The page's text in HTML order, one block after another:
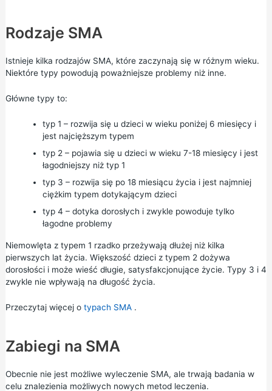
Rodzaje SMA
Istnieje kilka rodzajów SMA, które zaczynają się w różnym wieku.
Niektóre typy powodują poważniejsze problemy niż inne.
Główne typy to:
typ 1 – rozwija się u dzieci w wieku poniżej 6 miesięcy i
jest najcięższym typem
typ 2 – pojawia się u dzieci w wieku 7-18 miesięcy i jest
łagodniejszy niż typ 1
typ 3 – rozwija się po 18 miesiącu życia i jest najmniej
ciężkim typem dotykającym dzieci
typ 4 – dotyka dorosłych i zwykle powoduje tylko
łagodne problemy
Niemowlęta z typem 1 rzadko przeżywają dłużej niż kilka
pierwszych lat życia. Większość dzieci z typem 2 dożywa
dorosłości i może wieść długie, satysfakcjonujące życie. Typy 3 i 4
zwykle nie wpływają na długość życia.
Przeczytaj więcej o typach SMA.
Zabiegi na SMA
Obecnie nie jest możliwe wyleczenie SMA, ale trwają badania w
celu znalezienia możliwych nowych metod leczenia.